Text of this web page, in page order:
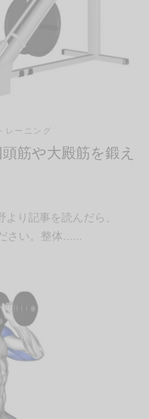
レーニング
筋や大殿筋を鍛え
り記事を読んだら、
さい。整体……